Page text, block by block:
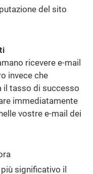
del sito
ricevere e-mail
invece che
il tasso di successo
immediatamente
vostre e-mail dei
significativo il